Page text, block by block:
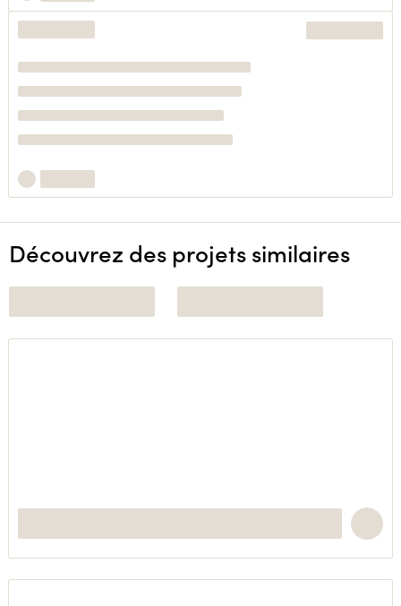
Découvrez des projets similaires